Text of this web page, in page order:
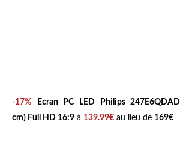
-17% Ecran PC LED Philips 247E6QDAD
cm) Full HD 16:9 à 139.99€ au lieu de 169€